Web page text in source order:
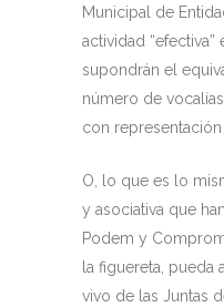
Municipal de
actividad
supondrán el
número de
con representación
O, lo que es lo
y asociativa que
Podem y
la figuereta, pueda
vivo de las Juntas